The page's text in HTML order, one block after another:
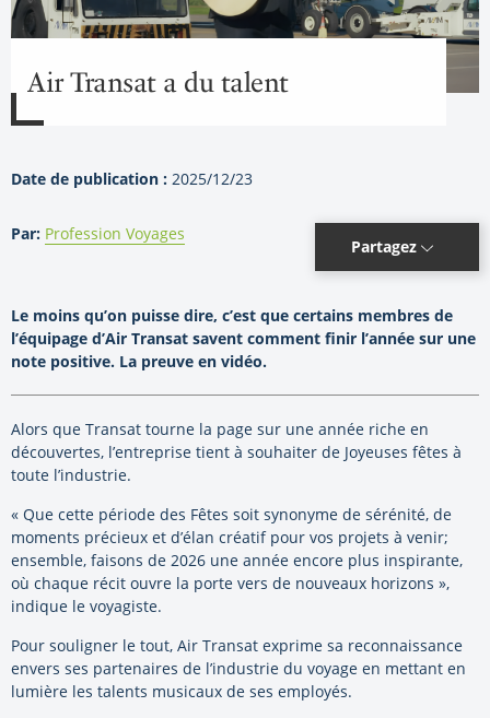
Air Transat a du talent
Date de publication : 2025/12/23
Par: Profession Voyages
Partagez
Le moins qu’on puisse dire, c’est que certains membres de
l’équipage d’Air Transat savent comment finir l’année sur une
note positive. La preuve en vidéo.
Alors que Transat tourne la page sur une année riche en
découvertes, l’entreprise tient à souhaiter de Joyeuses fêtes à
toute l’industrie.
« Que cette période des Fêtes soit synonyme de sérénité, de
moments précieux et d’élan créatif pour vos projets à venir;
ensemble, faisons de 2026 une année encore plus inspirante,
où chaque récit ouvre la porte vers de nouveaux horizons »,
indique le voyagiste.
Pour souligner le tout, Air Transat exprime sa reconnaissance
envers ses partenaires de l’industrie du voyage en mettant en
lumière les talents musicaux de ses employés.